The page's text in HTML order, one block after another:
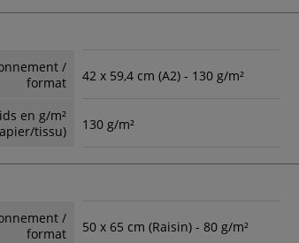
/
format
42 x 59,4 cm (A2) - 130 g/m²
en g/m²
tissu)
130 g/m²
/
format
50 x 65 cm (Raisin) - 80 g/m²